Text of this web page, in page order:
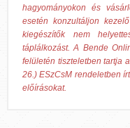
hagyományokon és
esetén konzultáljon
kiegészítők nem
táplálkozást. A Bende
felületén tiszteletben tartja
26.) ESzCsM rendeletben
előírásokat.